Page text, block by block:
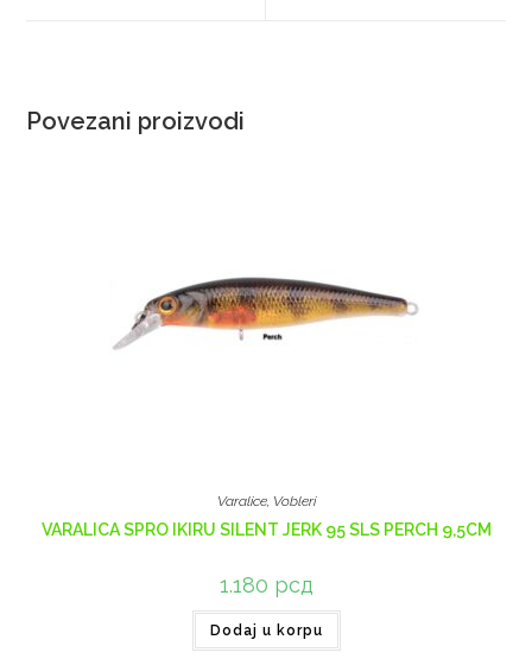
Povezani proizvodi
Varalice, Vobleri
VARALICA SPRO IKIRU SILENT JERK 95 SLS PERCH 9,5CM
1.180 рсд
Dodaj u korpu